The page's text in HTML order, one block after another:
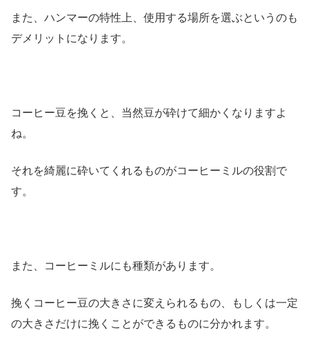
また、ハンマーの特性上、使用する場所を選ぶというのも
デメリットになります。
コーヒー豆を挽くと、当然豆が砕けて細かくなりますよ
ね。
それを綺麗に砕いてくれるものがコーヒーミルの役割で
す。
また、コーヒーミルにも種類があります。
挽くコーヒー豆の大きさに変えられるもの、もしくは一定
の大きさだけに挽くことができるものに分かれます。